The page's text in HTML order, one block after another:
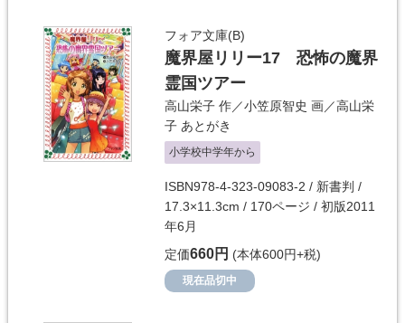
フォア文庫(B)
魔界屋リリー17 恐怖の魔界
霊国ツアー
高山栄子 作／小笠原智史 画／高山栄
子 あとがき
小学校中学年から
ISBN978-4-323-09083-2 / 新書判 /
17.3×11.3cm / 170ページ / 初版2011
年6月
定価660円 (本体600円+税)
現在品切中